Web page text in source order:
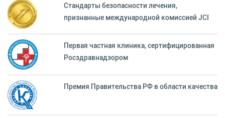
Стандарты безопасности лечения,
признанные международной комиссией JCI
Первая частная клиника, сертифицированная
Росздравнадзором
Премия Правительства РФ в области качества